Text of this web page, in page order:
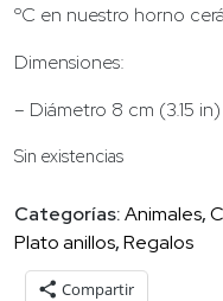
ºC en nuestro horno
Dimensiones:
– Diámetro 8 cm (3.15
Sin existencias
Categorías:Animales,
Plato anillos,Regalos
Compartir